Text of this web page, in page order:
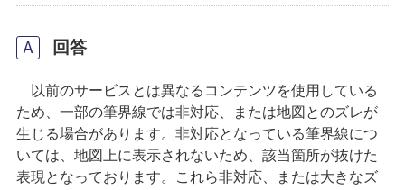
回答
以前のサービスとは異なるコンテンツを使用している
ため、一部の筆界線では非対応、または地図とのズレが
生じる場合があります。非対応となっている筆界線につ
いては、地図上に表示されないため、該当箇所が抜けた
表現となっております。これら非対応、または大きなズ